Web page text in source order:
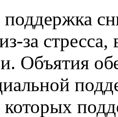
за
Объятия
которых